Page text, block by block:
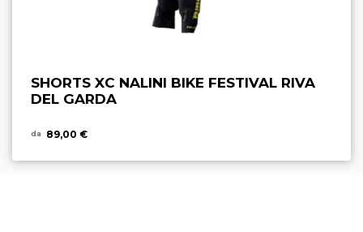
SHORTS XC NALINI BIKE FESTIVAL RIVA
DEL GARDA
da 89,00 €